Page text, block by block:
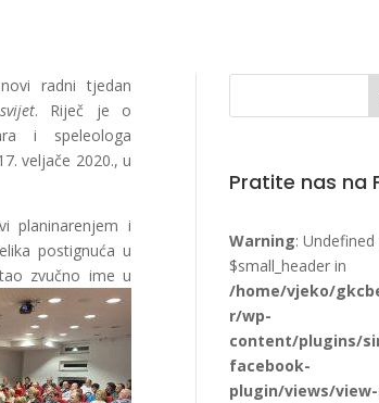
radni tjedan
. Riječ je o
i speleologa
veljače 2020., u
planinarenjem i
postignuća u
zvučno ime u
Pratite nas na
Warning:
$small_header in
/home/vjeko/
r/wp-
content/plugins/
facebook-
plugin/views/